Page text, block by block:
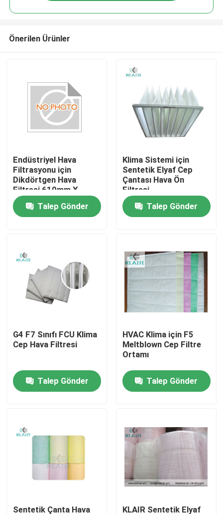
Ürün:% s
Hakkımızda
Kalite kontrol
Bizimle iletişime geçin
HVAC Hava Filtreleri
HEPA Hava Filtresi
Önerilen Ürünler
Endüstriyel Hava
Filtrasyonu için
Dikdörtgen Hava
Filtresi 610mm X
610mm
Talep Gönder
Klima Sistemi için
Sentetik Elyaf Cep
Çantası Hava Ön
Filtresi
Talep Gönder
G4 F7 Sınıfı FCU Klima
Cep Hava Filtresi
Talep Gönder
HVAC Klima için F5
Meltblown Cep Filtre
Ortamı
Talep Gönder
Sentetik Çanta Hava KLAIR Sentetik Elyaf